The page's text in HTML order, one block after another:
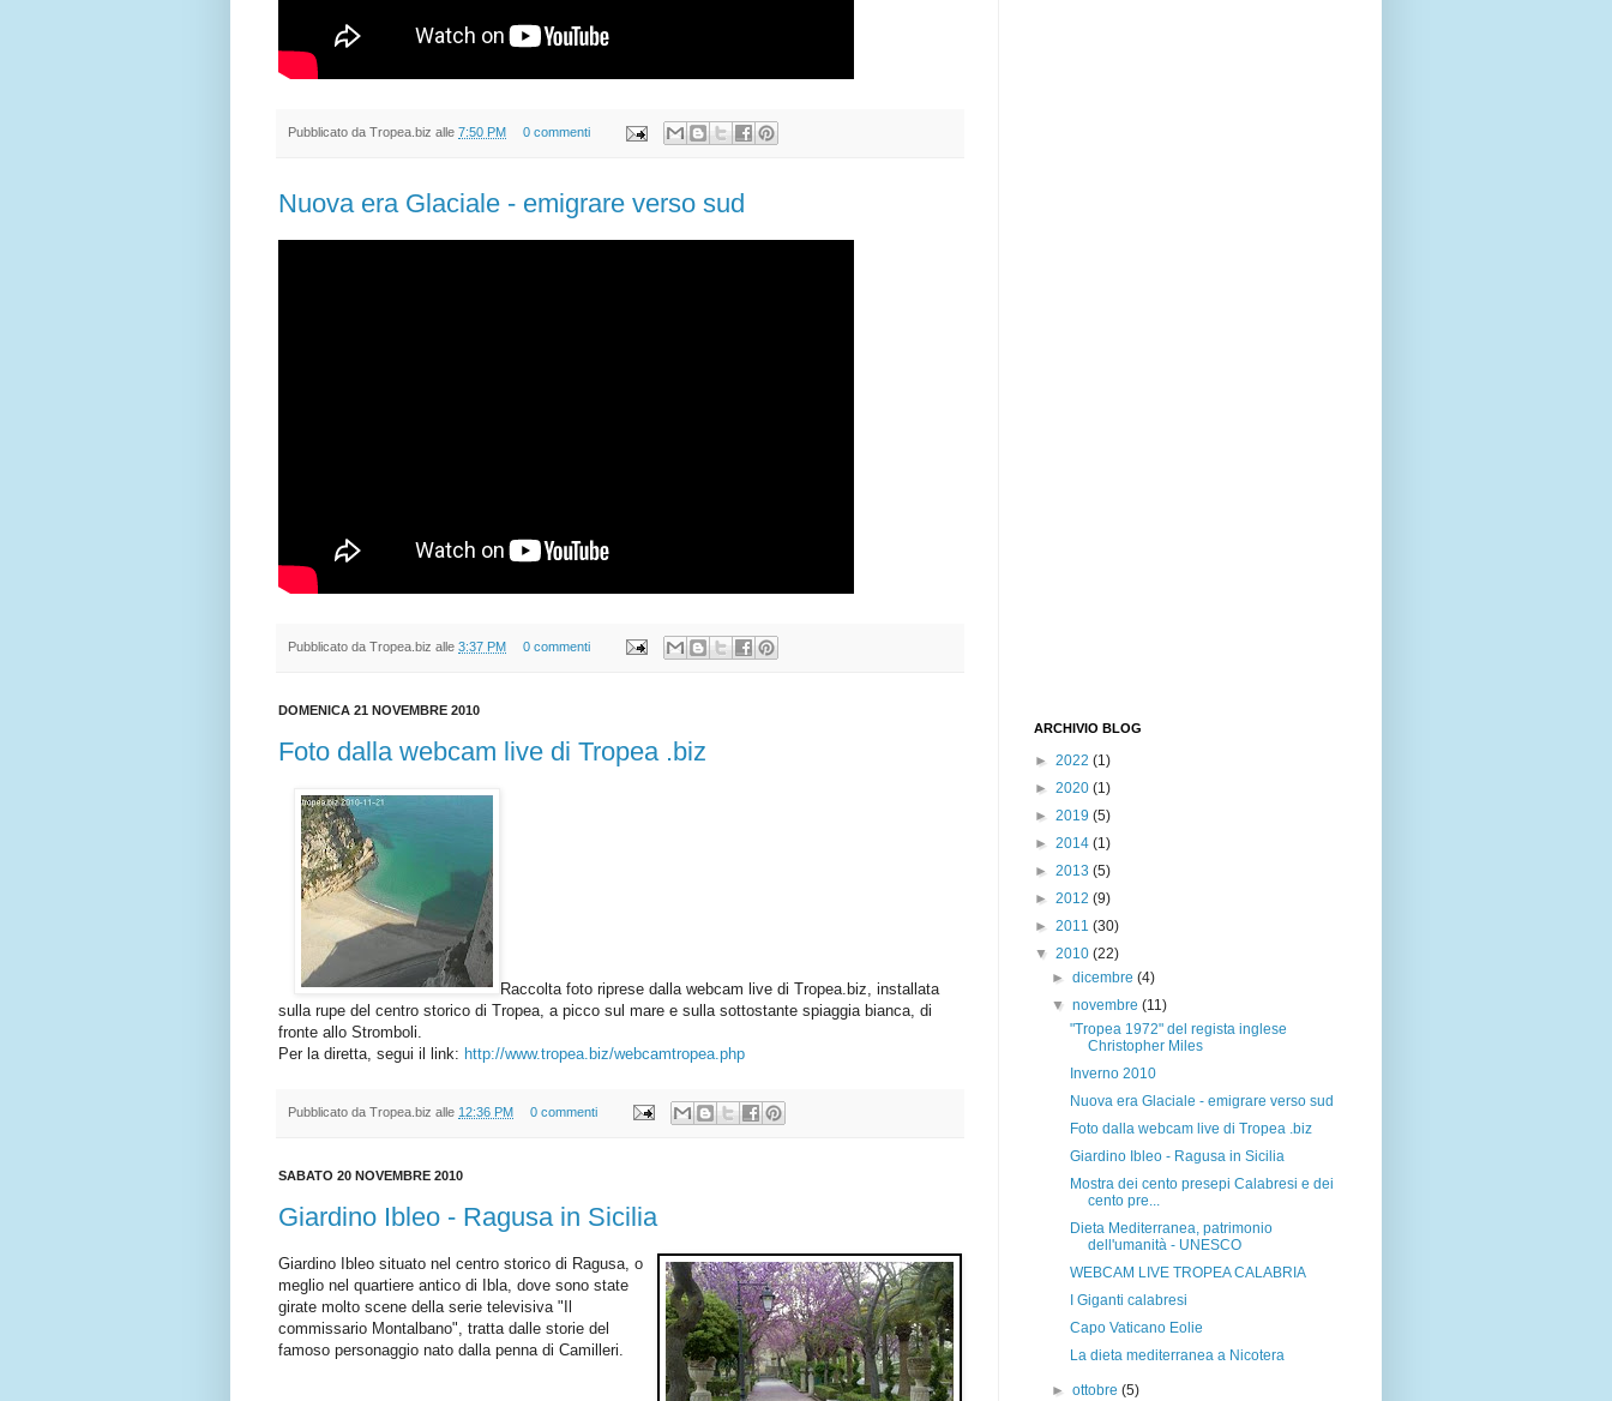
Pubblicato da Tropea.biz alle 7:50 PM 0 commenti
Nuova era Glaciale - emigrare verso sud
Pubblicato da Tropea.biz alle 3:37 PM 0 commenti
DOMENICA 21 NOVEMBRE 2010
Foto dalla webcam live di Tropea .biz
Raccolta foto riprese dalla webcam live di Tropea.biz, installata
sulla rupe del centro storico di Tropea, a picco sul mare e sulla sottostante spiaggia bianca, di
fronte allo Stromboli.
Per la diretta, segui il link: http://www.tropea.biz/webcamtropea.php
Pubblicato da Tropea.biz alle 12:36 PM 0 commenti
SABATO 20 NOVEMBRE 2010
Giardino Ibleo - Ragusa in Sicilia
Giardino Ibleo situato nel centro storico di Ragusa, o
meglio nel quartiere antico di Ibla, dove sono state
girate molto scene della serie televisiva "Il
commissario Montalbano", tratta dalle storie del
famoso personaggio nato dalla penna di Camilleri.
ARCHIVIO BLOG
► 2022 (1)
► 2020 (1)
► 2019 (5)
► 2014 (1)
► 2013 (5)
► 2012 (9)
► 2011 (30)
▼ 2010 (22)
►dicembre(4)
▼novembre(11)
"Tropea 1972" del regista inglese
Christopher Miles
Inverno 2010
Nuova era Glaciale - emigrare verso sud
Foto dalla webcam live di Tropea .biz
Giardino Ibleo - Ragusa in Sicilia
Mostra dei cento presepi Calabresi e dei
cento pre...
Dieta Mediterranea, patrimonio
dell'umanità - UNESCO
WEBCAM LIVE TROPEA CALABRIA
I Giganti calabresi
Capo Vaticano Eolie
La dieta mediterranea a Nicotera
►ottobre(5)